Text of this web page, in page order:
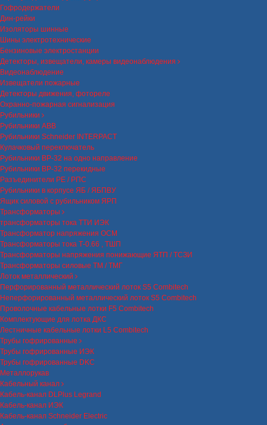
Гофродержатели
Дин-рейки
Изоляторы шинные
Шины электротехнические
Бензиновые электростанции
Детекторы, извещатели, камеры видеонаблюдения
Видеонаблюдение
Извещатели пожарные
Детекторы движения, фотореле
Охранно-пожарная сигнализация
Рубильники
Рубильники ABB
Рубильники Schneider INTERPACT
Кулачковый переключатель
Рубильники ВР-32 на одно направление
Рубильники ВР-32 перекидные
Разъединители РЕ / РПС
Рубильники в корпусе ЯБ / ЯБПВУ
Ящик силовой с рубильником ЯРП
Трансформаторы
трансформаторы тока ТТИ ИЭК
Трансформатор напряжения ОСМ
Трансформаторы тока Т-0.66 , ТШП
Трансформаторы напряжения понижающие ЯТП / ТСЗИ
Трансформаторы силовые ТМ / ТМГ
Лоток металлический
Перфорированный металлический лоток S5 Combitech
Неперфорированный металлический лоток S5 Combitech
Проволочные кабельные лотки F5 Combitech
Комплектующие для лотка ДКС
Лестничные кабельные лотки L5 Combitech
Трубы гофрированные
Трубы гофрированные ИЭК
Трубы гофрированные DKC
Металлорукав
Кабельный канал
Кабель-канал DLPlus Legrand
Кабель-канал ИЭК
Кабель-канал Schneider Electric